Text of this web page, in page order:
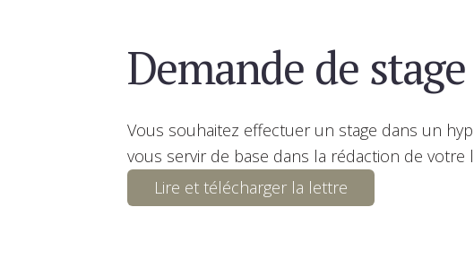
Demande de
Vous souhaitez effectuer un stage dans un
vous servir de base dans la rédaction de votre
Lire et télécharger la lettre